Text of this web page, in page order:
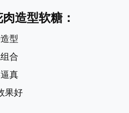
造型软糖：
型
组合
逼真
果好